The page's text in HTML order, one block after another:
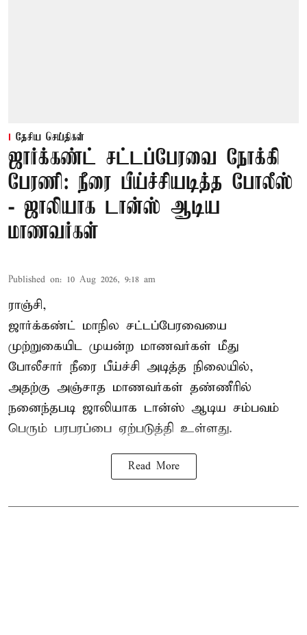
தேசிய செய்திகள்
ஜார்க்கண்ட் சட்டப்பேரவை நோக்கி
பேரணி: நீரை பீய்ச்சியடித்த போலீஸ்
- ஜாலியாக டான்ஸ் ஆடிய
மாணவர்கள்
Published on: 10 Aug 2026, 9:18 am
ராஞ்சி,
ஜார்க்கண்ட் மாநில சட்டப்பேரவையை
முற்றுகையிட முயன்ற மாணவர்கள் மீது
போலீசார் நீரை பீய்ச்சி அடித்த நிலையில்,
அதற்கு அஞ்சாத மாணவர்கள் தண்ணீரில்
நனைந்தபடி ஜாலியாக டான்ஸ் ஆடிய சம்பவம்
பெரும் பரபரப்பை ஏற்படுத்தி உள்ளது.
Read More